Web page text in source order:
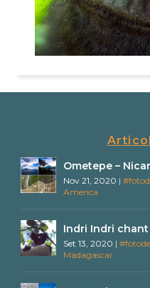
Ometepe –
Nov 21, 2020 |
America
Indri Indri chant
Set 13, 2020 |
Madagascar